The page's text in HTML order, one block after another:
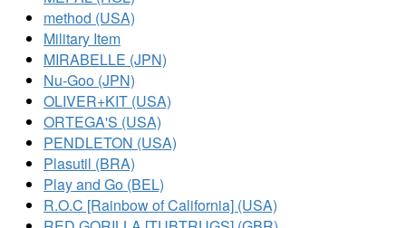
method (USA)
Military Item
MIRABELLE (JPN)
Nu-Goo (JPN)
OLIVER+KIT (USA)
ORTEGA'S (USA)
PENDLETON (USA)
Plasutil (BRA)
Play and Go (BEL)
R.O.C [Rainbow of California] (USA)